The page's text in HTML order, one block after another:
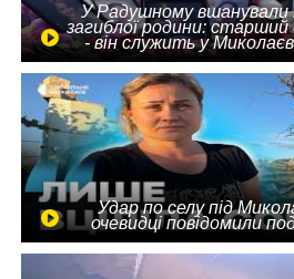
У Радушному
загиблої родини: старший
- він служить у
Удар по селу під
очевидці повідомили